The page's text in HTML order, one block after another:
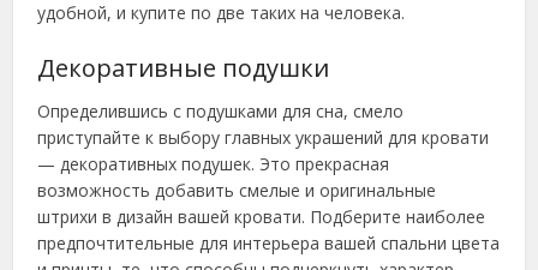
удобной, и купите по две таких на человека.
Декоративные подушки
Определившись с подушками для сна, смело
приступайте к выбору главных украшений для кровати
— декоративных подушек. Это прекрасная
возможность добавить смелые и оригинальные
штрихи в дизайн вашей кровати. Подберите наиболее
предпочтительные для интерьера вашей спальни цвета